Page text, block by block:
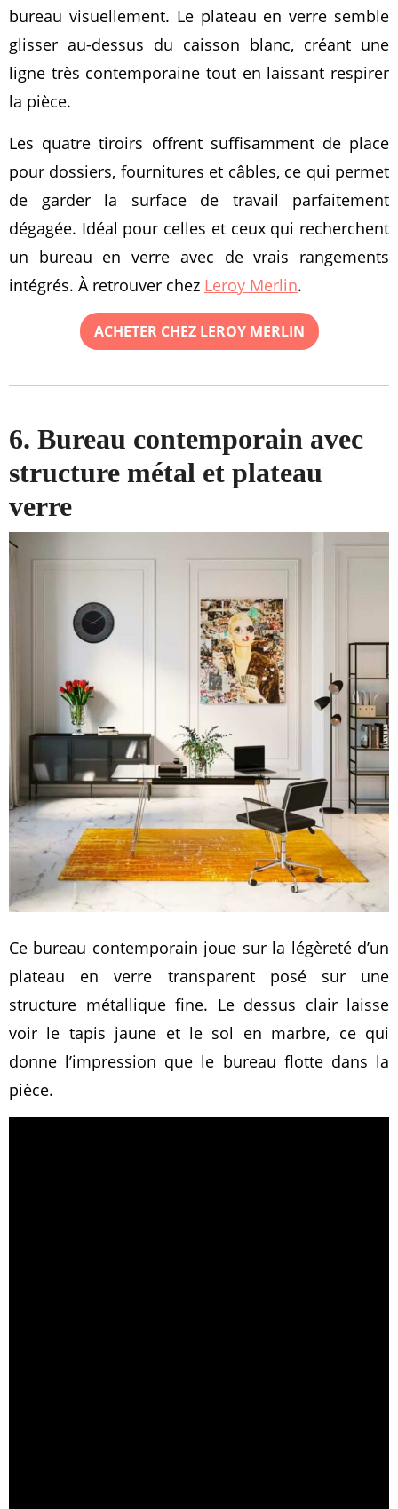
bureau visuellement. Le plateau en verre semble
glisser au-dessus du caisson blanc, créant une
ligne très contemporaine tout en laissant respirer
la pièce.
Les quatre tiroirs offrent suffisamment de place
pour dossiers, fournitures et câbles, ce qui permet
de garder la surface de travail parfaitement
dégagée. Idéal pour celles et ceux qui recherchent
un bureau en verre avec de vrais rangements
intégrés. À retrouver chez Leroy Merlin.
ACHETER CHEZ LEROY MERLIN
6. Bureau contemporain avec
structure métal et plateau
verre
Ce bureau contemporain joue sur la légèreté d’un
plateau en verre transparent posé sur une
structure métallique fine. Le dessus clair laisse
voir le tapis jaune et le sol en marbre, ce qui
donne l’impression que le bureau flotte dans la
pièce.